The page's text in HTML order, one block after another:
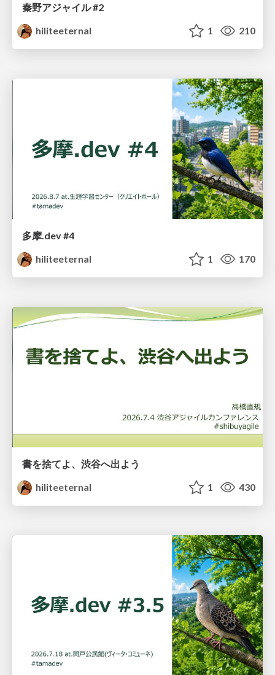
秦野アジャイル #2
hiliteeternal
1 210
多摩.dev #4
hiliteeternal
1 170
書を捨てよ、渋谷へ出よう
hiliteeternal
1 430